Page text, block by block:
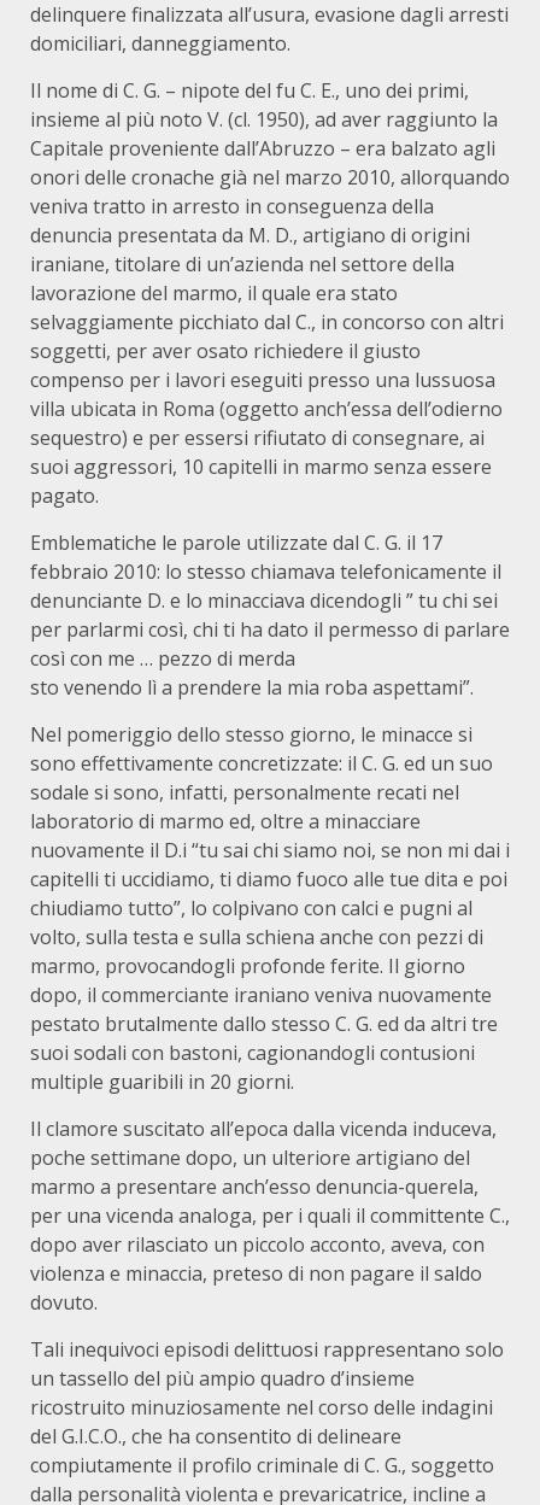
delinquere finalizzata all’usura, evasione dagli arresti
domiciliari, danneggiamento.
Il nome di C. G. – nipote del fu C. E., uno dei primi,
insieme al più noto V. (cl. 1950), ad aver raggiunto la
Capitale proveniente dall’Abruzzo – era balzato agli
onori delle cronache già nel marzo 2010, allorquando
veniva tratto in arresto in conseguenza della
denuncia presentata da M. D., artigiano di origini
iraniane, titolare di un’azienda nel settore della
lavorazione del marmo, il quale era stato
selvaggiamente picchiato dal C., in concorso con altri
soggetti, per aver osato richiedere il giusto
compenso per i lavori eseguiti presso una lussuosa
villa ubicata in Roma (oggetto anch’essa dell’odierno
sequestro) e per essersi rifiutato di consegnare, ai
suoi aggressori, 10 capitelli in marmo senza essere
pagato.
Emblematiche le parole utilizzate dal C. G. il 17
febbraio 2010: lo stesso chiamava telefonicamente il
denunciante D. e lo minacciava dicendogli ” tu chi sei
per parlarmi così, chi ti ha dato il permesso di parlare
così con me … pezzo di merda
sto venendo lì a prendere la mia roba aspettami”.
Nel pomeriggio dello stesso giorno, le minacce si
sono effettivamente concretizzate: il C. G. ed un suo
sodale si sono, infatti, personalmente recati nel
laboratorio di marmo ed, oltre a minacciare
nuovamente il D.i “tu sai chi siamo noi, se non mi dai i
capitelli ti uccidiamo, ti diamo fuoco alle tue dita e poi
chiudiamo tutto”, lo colpivano con calci e pugni al
volto, sulla testa e sulla schiena anche con pezzi di
marmo, provocandogli profonde ferite. Il giorno
dopo, il commerciante iraniano veniva nuovamente
pestato brutalmente dallo stesso C. G. ed da altri tre
suoi sodali con bastoni, cagionandogli contusioni
multiple guaribili in 20 giorni.
Il clamore suscitato all’epoca dalla vicenda induceva,
poche settimane dopo, un ulteriore artigiano del
marmo a presentare anch’esso denuncia-querela,
per una vicenda analoga, per i quali il committente C.,
dopo aver rilasciato un piccolo acconto, aveva, con
violenza e minaccia, preteso di non pagare il saldo
dovuto.
Tali inequivoci episodi delittuosi rappresentano solo
un tassello del più ampio quadro d’insieme
ricostruito minuziosamente nel corso delle indagini
del G.I.C.O., che ha consentito di delineare
compiutamente il profilo criminale di C. G., soggetto
dalla personalità violenta e prevaricatrice, incline a